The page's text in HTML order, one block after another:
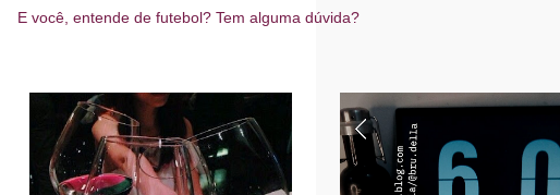
E você, entende de futebol? Tem alguma dúvida?